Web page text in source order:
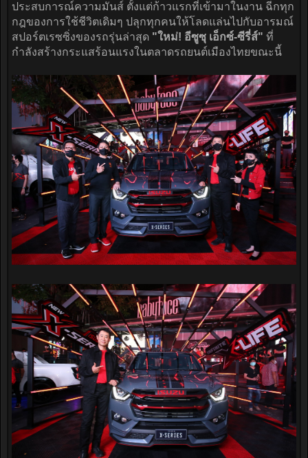
ประสบการณ์ความมันส์ ตั้งแต่ก้าวแรกที่เข้ามาในงาน ฉีกทุก
กฎของการใช้ชีวิตเดิมๆ ปลุกทุกคนให้โลดแล่นไปกับอารมณ์
สปอร์ตเรซซิ่งของรถรุ่นล่าสุด "ใหม่! อีซูซุ เอ็กซ์-ซีรี่ส์" ที่
กำลังสร้างกระแสร้อนแรงในตลาดรถยนต์เมืองไทยขณะนี้